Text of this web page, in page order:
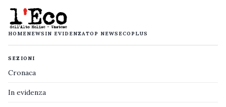
HOMENEWS IN EVIDENZATOP NEWS ECOPLUS
SEZIONI
Cronaca
In evidenza